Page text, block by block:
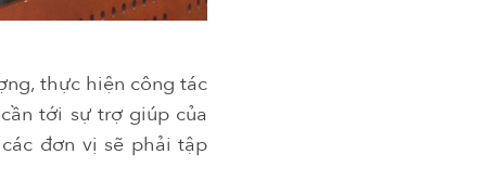
thực hiện công tác
tới sự trợ giúp của
đơn vị sẽ phải tập